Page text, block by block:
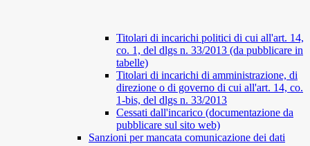
Titolari di incarichi politici di cui all'art. 14,
co. 1, del dlgs n. 33/2013 (da pubblicare in
tabelle)
Titolari di incarichi di amministrazione, di
direzione o di governo di cui all'art. 14, co.
1-bis, del dlgs n. 33/2013
Cessati dall'incarico (documentazione da
pubblicare sul sito web)
Sanzioni per mancata comunicazione dei dati